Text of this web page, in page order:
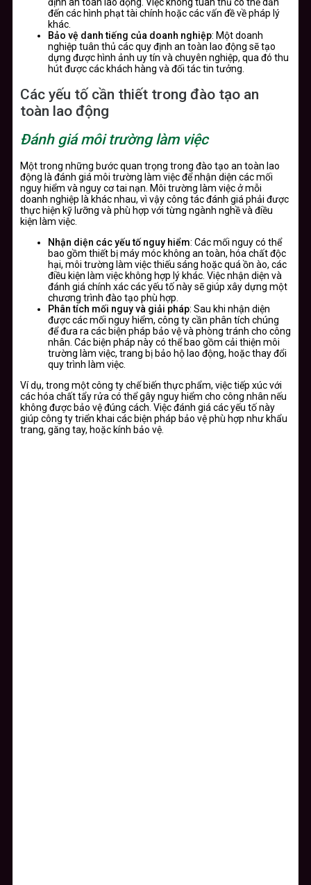
đến các hình phạt tài chính hoặc các vấn đề về pháp lý
khác.
Bảo vệ danh tiếng của doanh nghiệp: Một doanh
nghiệp tuân thủ các quy định an toàn lao động sẽ tạo
dựng được hình ảnh uy tín và chuyên nghiệp, qua đó thu
hút được các khách hàng và đối tác tin tưởng.
Các yếu tố cần thiết trong đào tạo an
toàn lao động
Đánh giá môi trường làm việc
Một trong những bước quan trọng trong đào tạo an toàn lao
động là đánh giá môi trường làm việc để nhận diện các mối
nguy hiểm và nguy cơ tai nạn. Môi trường làm việc ở mỗi
doanh nghiệp là khác nhau, vì vậy công tác đánh giá phải được
thực hiện kỹ lưỡng và phù hợp với từng ngành nghề và điều
kiện làm việc.
Nhận diện các yếu tố nguy hiểm: Các mối nguy có thể
bao gồm thiết bị máy móc không an toàn, hóa chất độc
hại, môi trường làm việc thiếu sáng hoặc quá ồn ào, các
điều kiện làm việc không hợp lý khác. Việc nhận diện và
đánh giá chính xác các yếu tố này sẽ giúp xây dựng một
chương trình đào tạo phù hợp.
Phân tích mối nguy và giải pháp: Sau khi nhận diện
được các mối nguy hiểm, công ty cần phân tích chúng
để đưa ra các biện pháp bảo vệ và phòng tránh cho công
nhân. Các biện pháp này có thể bao gồm cải thiện môi
trường làm việc, trang bị bảo hộ lao động, hoặc thay đổi
quy trình làm việc.
Ví dụ, trong một công ty chế biến thực phẩm, việc tiếp xúc với
các hóa chất tẩy rửa có thể gây nguy hiểm cho công nhân nếu
không được bảo vệ đúng cách. Việc đánh giá các yếu tố này
giúp công ty triển khai các biện pháp bảo vệ phù hợp như khẩu
trang, găng tay, hoặc kính bảo vệ.